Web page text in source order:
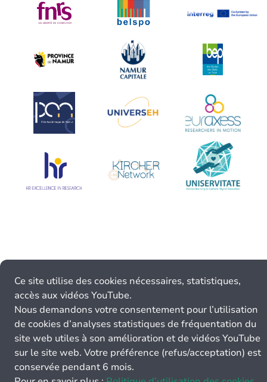
Ce site utilise des cookies nécessaires, statistiques,
accès aux vidéos YouTube.
Nous demandons votre consentement pour l’utilisation
de cookies d’analyses statistiques de fréquentation du
site web utiles à son amélioration et de vidéos YouTube
sur le site web. Votre préférence (refus/acceptation) est
conservée pendant 6 mois.